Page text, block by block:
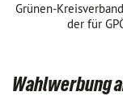
Grünen-
der für
Wahlwerbung